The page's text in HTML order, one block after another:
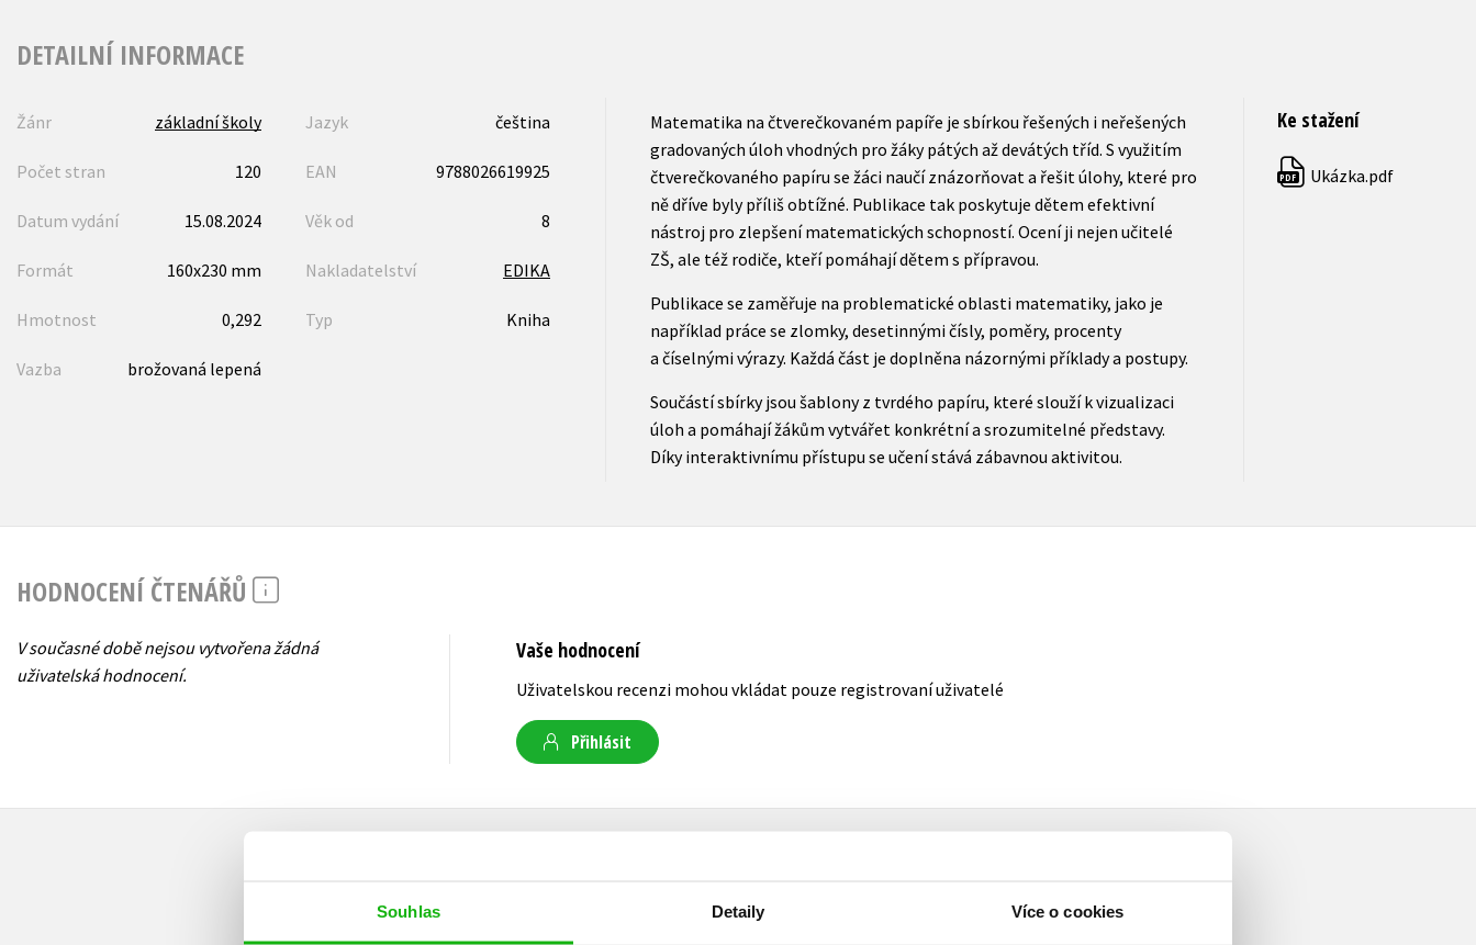
Souhlas Detaily Více o cookies
DETAILNÍ INFORMACE
Žánr základní školy Jazyk čeština
Počet stran 120 EAN 9788026619925
Datum vydání 15.08.2024 Věk od 8
Formát 160x230 mm Nakladatelství EDIKA
Hmotnost 0,292 Typ Kniha
Vazba brožovaná lepená
Matematika na čtverečkovaném papíře je sbírkou řešených i neřešených
gradovaných úloh vhodných pro žáky pátých až devátých tříd. S využitím
čtverečkovaného papíru se žáci naučí znázorňovat a řešit úlohy, které pro
ně dříve byly příliš obtížné. Publikace tak poskytuje dětem efektivní
nástroj pro zlepšení matematických schopností. Ocení ji nejen učitelé
ZŠ, ale též rodiče, kteří pomáhají dětem s přípravou.
Publikace se zaměřuje na problematické oblasti matematiky, jako je
například práce se zlomky, desetinnými čísly, poměry, procenty
a číselnými výrazy. Každá část je doplněna názornými příklady a postupy.
Součástí sbírky jsou šablony z tvrdého papíru, které slouží k vizualizaci
úloh a pomáhají žákům vytvářet konkrétní a srozumitelné představy.
Díky interaktivnímu přístupu se učení stává zábavnou aktivitou.
Ke stažení
PDF Ukázka.pdf
HODNOCENÍ ČTENÁŘŮ
V současné době nejsou vytvořena žádná
uživatelská hodnocení.
Vaše hodnocení
Uživatelskou recenzi mohou vkládat pouze registrovaní uživatelé
Přihlásit